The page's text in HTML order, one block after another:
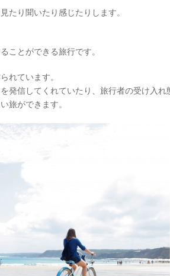
たり聞いたり感じたりします。
ことができる旅行です。
れています。
発信してくれていたり、旅行者の受け入れ
旅ができます。